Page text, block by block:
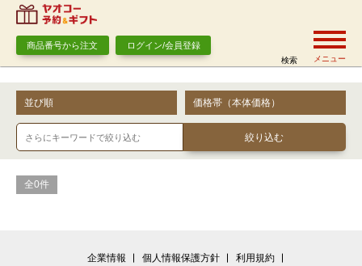
商品番号から注文 ログイン/会員登録
検索 メニュー
並び順 価格帯（本体価格）
全0件
企業情報 個人情報保護方針
利用規約